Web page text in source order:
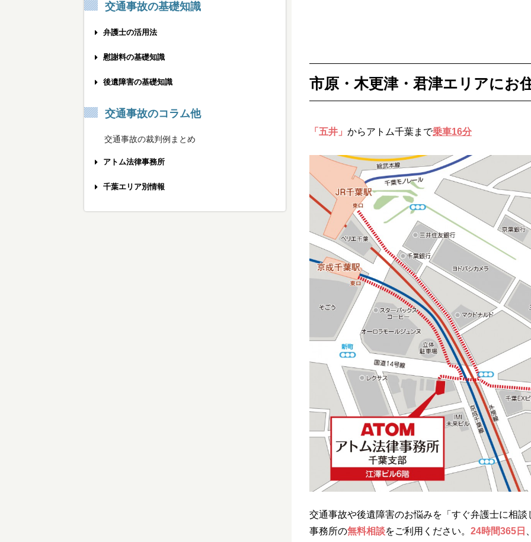
交通事故の基礎知識
弁護士の活用法
事故被害者の方へ
弁護士費用の不安を解消するために
弁護士特約を利用する際の注意点
弁護士に相談する最適なタイミング
弁護士との打ち合わせへの持参物
おすすめできる交通事故弁護士とは？
慰謝料の基礎知識
交通事故慰謝料の相場計算機
むちうちの慰謝料を増額する方法
椎間板ヘルニアの慰謝料相場は？
打撲でも慰謝料を請求できるの？
通院3ヶ月の慰謝料の3つの基準
通院6ヶ月の慰謝料を増額するには
後遺障害の基礎知識
後遺障害の認定にかかる期間
骨折後の後遺障害の慰謝料相場
交通事故のコラム他
交通事故の裁判例まとめ
アトム法律事務所
交通事故の弁護士費用
千葉エリア別情報
市原・木更津・君津エリアにお
「五井」 からアトム千葉まで乗車16分
交通事故や後遺障害のお悩みを「すぐ弁護士に相
事務所の無料相談をご利用ください。 24時間365日